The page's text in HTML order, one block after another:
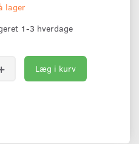
lager
1-3 hverdage
Læg i kurv